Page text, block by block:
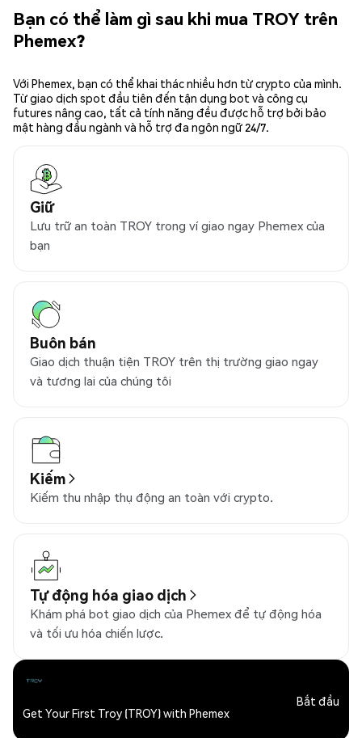
Bạn có thể làm gì sau khi mua TROY trên
Phemex?
Với Phemex, bạn có thể khai thác nhiều hơn từ crypto của mình.
Từ giao dịch spot đầu tiên đến tận dụng bot và công cụ
futures nâng cao, tất cả tính năng đều được hỗ trợ bởi bảo
mật hàng đầu ngành và hỗ trợ đa ngôn ngữ 24/7.
Giữ
Lưu trữ an toàn TROY trong ví giao ngay Phemex của
bạn
Buôn bán
Giao dịch thuận tiện TROY trên thị trường giao ngay
và tương lai của chúng tôi
Kiếm
Kiếm thu nhập thụ động an toàn với crypto.
Tự động hóa giao dịch
Khám phá bot giao dịch của Phemex để tự động hóa
và tối ưu hóa chiến lược.
Get Your First Troy (TROY) with Phemex
Bắt đầu